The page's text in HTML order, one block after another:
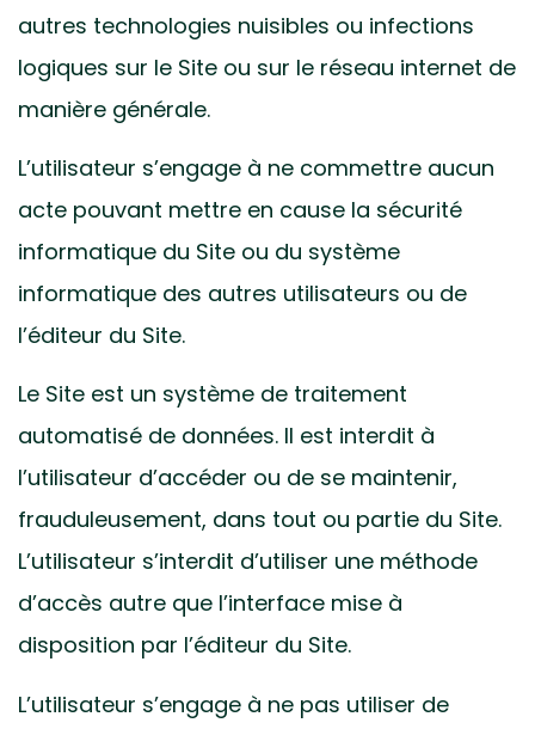
autres technologies nuisibles ou infections
logiques sur le Site ou sur le réseau internet de
manière générale.
L’utilisateur s’engage à ne commettre aucun
acte pouvant mettre en cause la sécurité
informatique du Site ou du système
informatique des autres utilisateurs ou de
l’éditeur du Site.
Le Site est un système de traitement
automatisé de données. Il est interdit à
l’utilisateur d’accéder ou de se maintenir,
frauduleusement, dans tout ou partie du Site.
L’utilisateur s’interdit d’utiliser une méthode
d’accès autre que l’interface mise à
disposition par l’éditeur du Site.
L’utilisateur s’engage à ne pas utiliser de